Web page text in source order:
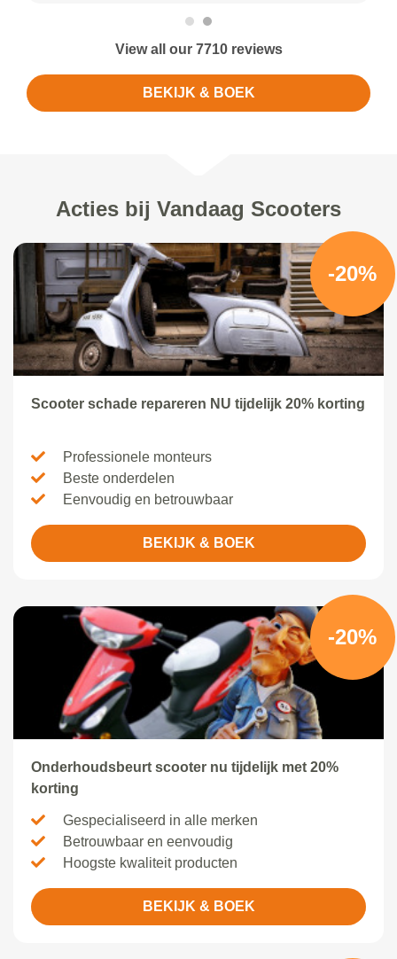
View all our 7710 reviews
BEKIJK & BOEK
Acties bij Vandaag Scooters
-20%
Scooter schade repareren NU tijdelijk 20% korting
Professionele monteurs
Beste onderdelen
Eenvoudig en betrouwbaar
BEKIJK & BOEK
-20%
Onderhoudsbeurt scooter nu tijdelijk met 20%
korting
Gespecialiseerd in alle merken
Betrouwbaar en eenvoudig
Hoogste kwaliteit producten
BEKIJK & BOEK